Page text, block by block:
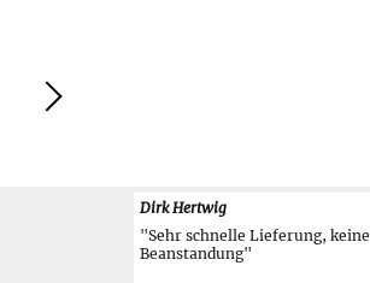
Weiter
Dirk Hertwig
"Sehr schnelle Lieferung, keine
Beanstandung"